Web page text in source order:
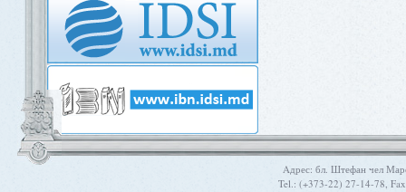
Aдрес: бл. Штефан чел
Tel.: (+373-22) 27-14-78,